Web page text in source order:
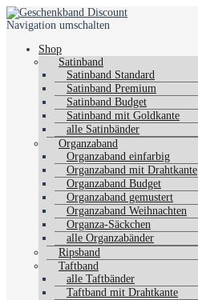
Navigation umschalten
Shop
Satinband
Satinband Standard
Satinband Premium
Satinband Budget
Satinband mit Goldkante
alle Satinbänder
Organzaband
Organzaband einfarbig
Organzaband mit Drahtkante
Organzaband Budget
Organzaband gemustert
Organzaband Weihnachten
Organza-Säckchen
alle Organzabänder
Ripsband
Taftband
alle Taftbänder
Taftband mit Drahtkante